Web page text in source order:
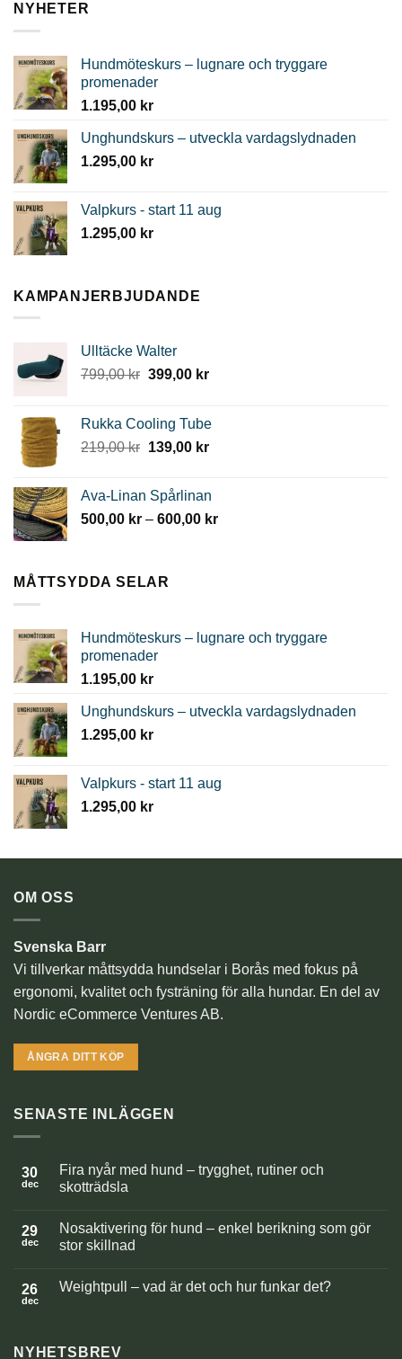
NYHETER
Hundmöteskurs – lugnare och tryggare
promenader
1.195,00 kr
Unghundskurs – utveckla vardagslydnaden
1.295,00 kr
Valpkurs - start 11 aug
1.295,00 kr
KAMPANJERBJUDANDE
Ulltäcke Walter
799,00kr Det
var:
799,00 kr.
399,00 krDet
är:
399,00 kr.
Rukka Cooling Tube
219,00kr Det
priset
var:
219,00 kr.
139,00 krDet
är:
139,00 kr.
Ava-Linan Spårlinan
500,00 kr – 600,00 krPrisintervall:
MÅTTSYDDA SELAR
Hundmöteskurs – lugnare och tryggare
promenader
1.195,00 kr
Unghundskurs – utveckla vardagslydnaden
1.295,00 kr
Valpkurs - start 11 aug
1.295,00 kr
OM OSS
Svenska Barr
Vi tillverkar måttsydda hundselar i Borås med fokus på
ergonomi, kvalitet och fysträning för alla hundar. En del av
Nordic eCommerce Ventures AB.
ÅNGRA DITT KÖP
SENASTE INLÄGGEN
30
dec
Fira nyår med hund – trygghet, rutiner och
skotträdsla
till
Fira
nyår
–
trygghet,
29
dec
Nosaktivering för hund – enkel berikning som gör
stor skillnad
till
Nosaktivering
enkel
berikning
26
dec
Weightpull – vad är det och hur funkar det?
–
NYHETSBREV